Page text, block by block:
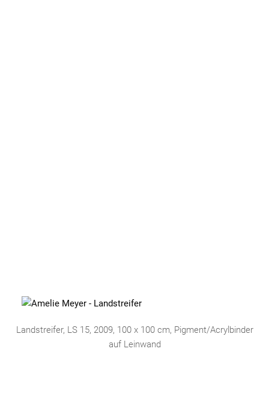
Landstreifer, LS 15, 2009, 100 x 100 cm, Pigment/Acrylbinder
auf Leinwand